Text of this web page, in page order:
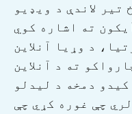
د وړیا آنلاین
ته د آنلاین
دمخه د لیدلو
چې غوره کړي چې